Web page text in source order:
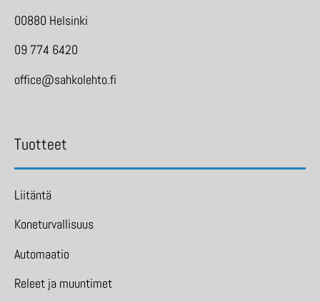
00880 Helsinki
09 774 6420
office@sahkolehto.fi
Tuotteet
Liitäntä
Koneturvallisuus
Automaatio
Releet ja muuntimet